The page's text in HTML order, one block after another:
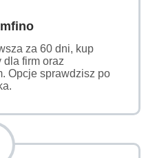
za 60 dni, kup
dla firm oraz
Opcje sprawdzisz po